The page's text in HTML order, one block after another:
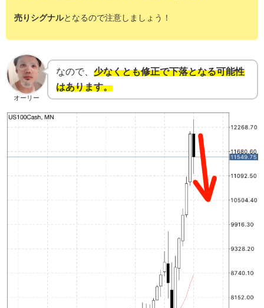
売りシグナルとなるので注意しましょう！
オーリー
なので、 少なくとも修正で下落となる可能性
はあります。